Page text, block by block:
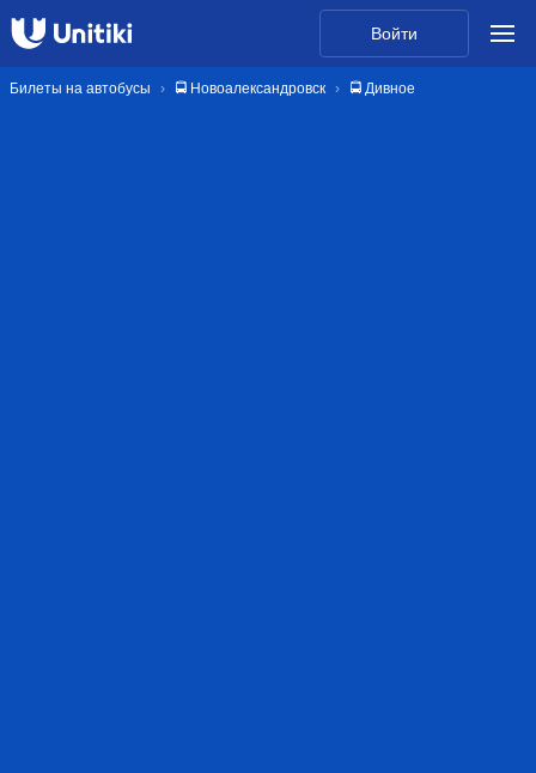
Войти
Билеты на автобусы 🚍 Новоалександровск 🚍 Дивное